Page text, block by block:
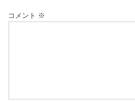
コメント ※